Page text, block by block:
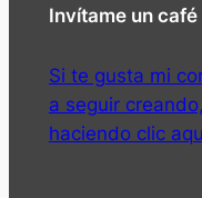
Invítame un café
Si te gusta mi
a seguir
haciendo clic